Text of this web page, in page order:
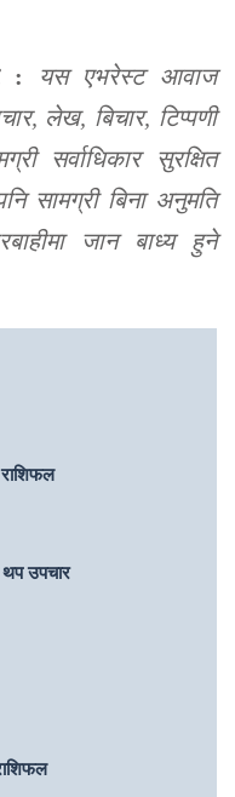
: यस एभरेस्ट आवाज
लेख, बिचार, टिप्पणी
सर्वाधिकार सुरक्षित
सामग्री बिना अनुमति
जान बाध्य हुने
थप उपचार